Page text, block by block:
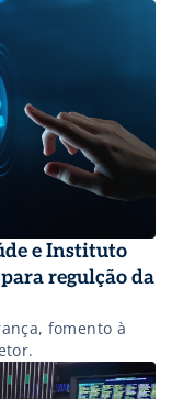
e Instituto
regulção da
fomento à